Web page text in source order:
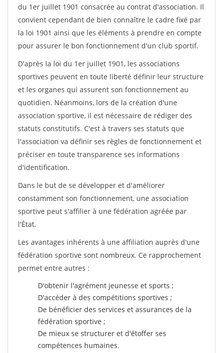
du 1er juillet 1901 consacrée au contrat d'association. Il
convient cependant de bien connaître le cadre fixé par
la loi 1901 ainsi que les éléments à prendre en compte
pour assurer le bon fonctionnement d'un club sportif.
D'après la loi du 1er juillet 1901, les associations
sportives peuvent en toute liberté définir leur structure
et les organes qui assurent son fonctionnement au
quotidien. Néanmoins, lors de la création d'une
association sportive, il est nécessaire de rédiger des
statuts constitutifs. C'est à travers ses statuts que
l'association va définir ses règles de fonctionnement et
préciser en toute transparence ses informations
d'identification.
Dans le but de se développer et d'améliorer
constamment son fonctionnement, une association
sportive peut s'affilier à une fédération agréée par
l'État.
Les avantages inhérents à une affiliation auprès d'une
fédération sportive sont nombreux. Ce rapprochement
permet entre autres :
D'obtenir l'agrément jeunesse et sports ;
D'accéder à des compétitions sportives ;
De bénéficier des services et assurances de la
fédération sportive ;
De mieux se structurer et d'étoffer ses
compétences humaines.